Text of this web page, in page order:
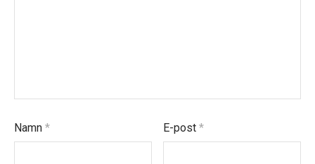
Namn * E-post*